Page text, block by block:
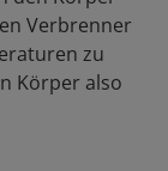
Verbrenner
zu
Körper also